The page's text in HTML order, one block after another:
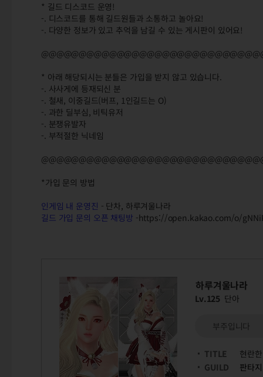
* 길드 디스코드 운영!
-. 디스코드를 통해 길드원들과 소통하고 놀아요!
-. 다양한 정보가 있고 추억을 남길 수 있는 게시판이 있어요!
* 아래 해당되시는 분들은 가입을 받지 않고 있습니다.
-. 사사게에 등재되신 분
-. 철새, 이중길드(버프, 1인길드는 O)
-. 과한 딜부심, 비틱유저
-. 분쟁유발자
-. 부적절한 닉네임
*가입 문의 방법
인게임 내 운영진 - 단차, 하루겨울나라
길드 가입 문의 오픈 채팅방 -https://open.kakao.com/o/
하루겨울나라
Lv.125 단아
부주입니다
TITLE
현란
GUILD
판타